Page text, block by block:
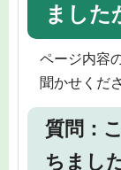
ました
ページ内容
聞かせくだ
質問：
ちまし